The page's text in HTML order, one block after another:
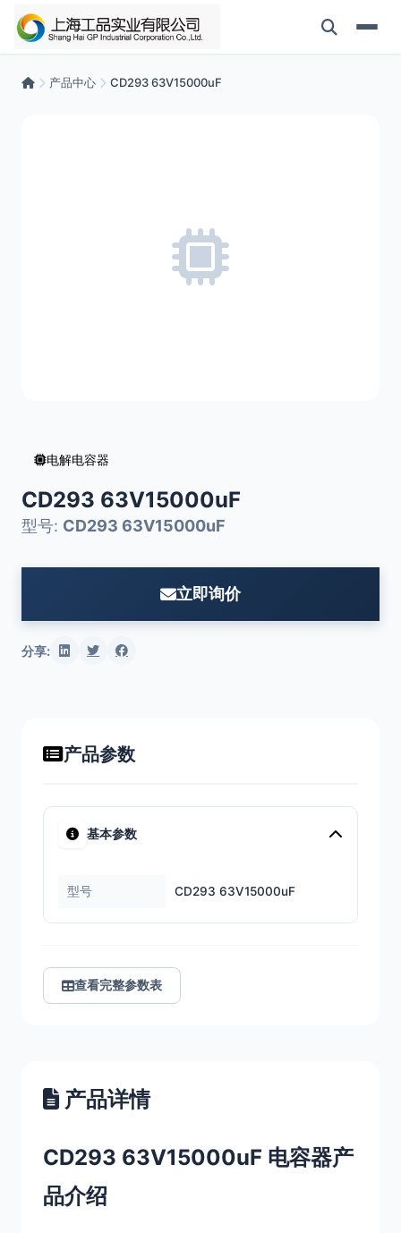
产品中心 CD293 63V15000uF
电解电容器
CD293 63V15000uF
型号: CD293 63V15000uF
立即询价
分享:
产品参数
基本参数
型号 CD293 63V15000uF
查看完整参数表
产品详情
CD293 63V15000uF 电容器产
品介绍